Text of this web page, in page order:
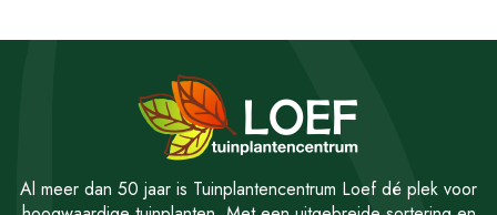
Al meer dan 50 jaar is Tuinplantencentrum Loef dé plek voor